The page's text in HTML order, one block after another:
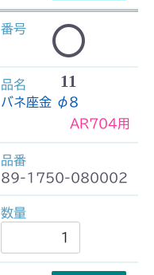
11
バネ座金 φ8
AR704用
89-1750-080002